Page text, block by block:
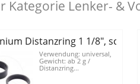
Kategorie Lenker- &
20 mmDistanzring 1 1/8",
Verwendung: universal,
Gewicht: ab 2 g /
Distanzring...